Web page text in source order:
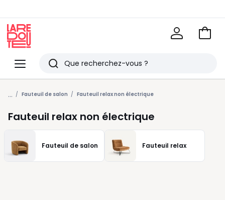
Menu
Redoute
Rechercher
Derniers
articles
vus
Voir
... Fauteuil de salon Fauteuil relax non électrique
Fauteuil relax non électrique
Fauteuil de salon Fauteuil relax